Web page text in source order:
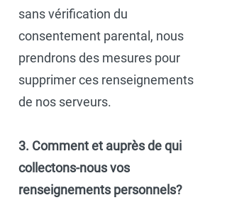
sans vérification du
consentement parental, nous
prendrons des mesures pour
supprimer ces renseignements
de nos serveurs.
3. Comment et auprès de qui
collectons-nous vos
renseignements personnels?